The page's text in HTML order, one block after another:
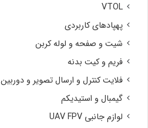
VTOL
پهپادهای کاربردی
شیت و صفحه و لوله کربن
فریم و کیت بدنه
فلایت کنترل و ارسال تصویر و دوربین
گیمبال و استیدیکم
لوازم جانبی UAV FPV